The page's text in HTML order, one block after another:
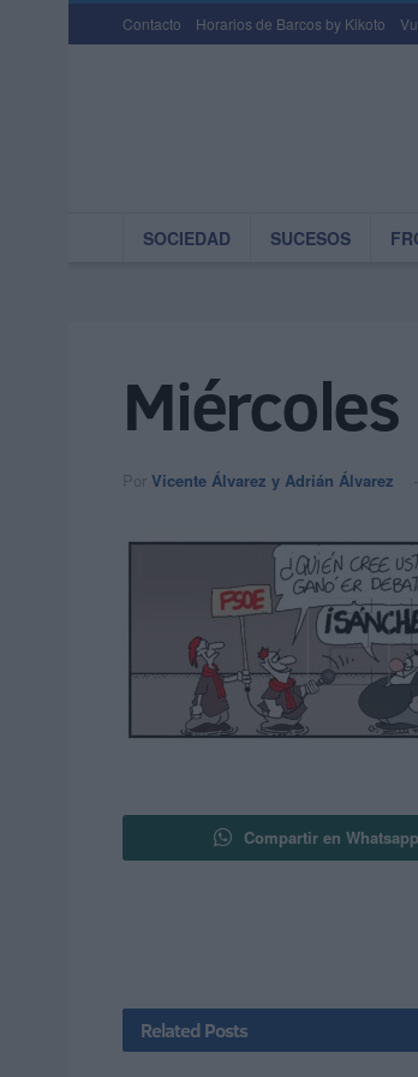
Contacto Horarios de Barcos by Kikoto
SOCIEDAD SUCESOS
Por Vicente Álvarez y Adrián Álvarez
Compartir en Whatsapp
Related Posts